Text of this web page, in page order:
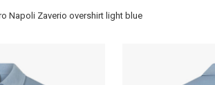
Napoli Zaverio overshirt light blue